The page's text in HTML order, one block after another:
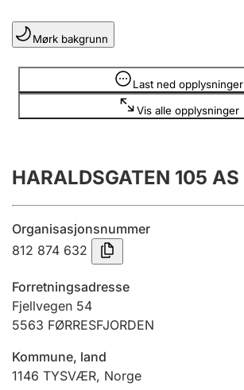
Lag og forening
Registrere, endre, slette
Årsregnskap
Innsending og forsinkelsesgebyr
Tinglysing
Jeger
Mørk bakgrunn
Last ned opplysninger
Vis alle opplysninger
Opplysninger er skjult
HARALDSGATEN 105 AS
Organisasjonsnummer
812 874 632
Forretningsadresse
Fjellvegen 54
5563 FØRRESFJORDEN
Kommune, land
1146 TYSVÆR, Norge